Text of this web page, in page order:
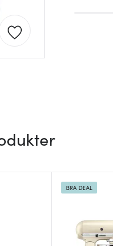
BRA DEAL